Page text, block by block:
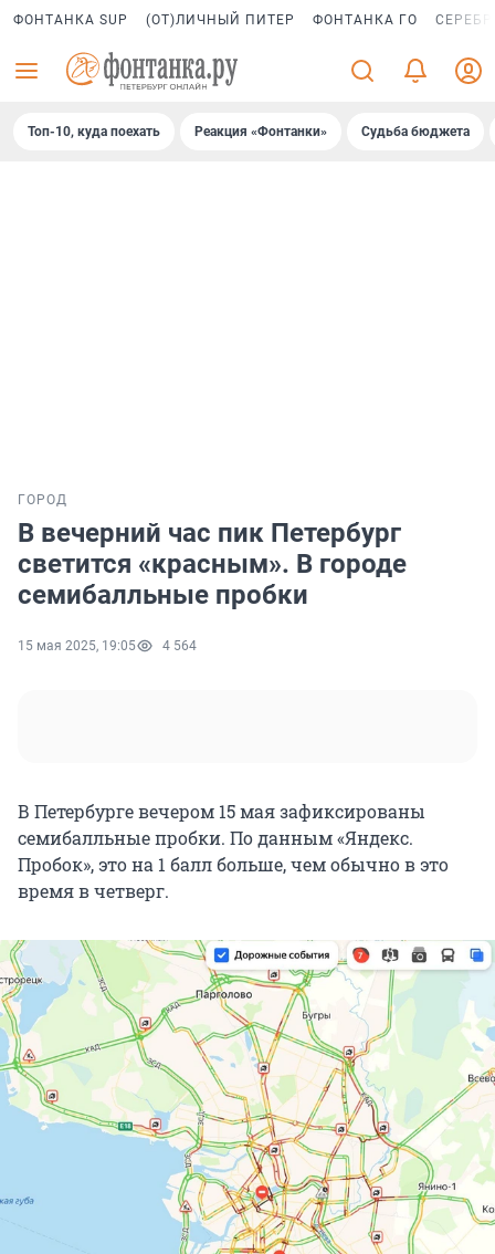
ФОНТАНКА SUP (ОТ)ЛИЧНЫЙ ПИТЕР ФОНТАНКА ГО
Топ-10, куда поехать Реакция «Фонтанки» Судьба бюджета
ГОРОД
В вечерний час пик Петербург
светится «красным». В городе
семибалльные пробки
15 мая 2025, 19:05 4 564
В Петербурге вечером 15 мая зафиксированы
семибалльные пробки. По данным «Яндекс.
Пробок», это на 1 балл больше, чем обычно в это
время в четверг.